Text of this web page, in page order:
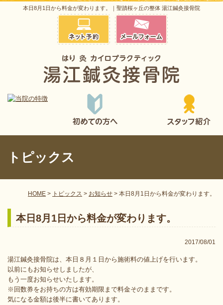
本日8月1日から料金が変わります。｜聖蹟桜ヶ丘の整体 湯江鍼灸接骨院
トピックス
HOME > トピックス > お知らせ > 本日8月1日から料金が変わります。
本日8月1日から料金が変わります。
2017/08/01
湯江鍼灸接骨院は、本日８月１日から施術料の値上げを行います。
以前にもお知らせしましたが、
もう一度お知らせいたします。
※回数券をお持ちの方は有効期限まで料金そのままです。
気になる金額は後半に書いてあります。